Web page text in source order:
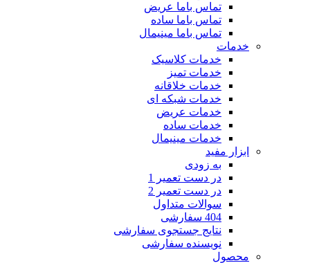
تماس باما عریض
تماس باما ساده
تماس باما مینیمال
خدمات
خدمات کلاسیک
خدمات تمیز
خدمات خلاقانه
خدمات شبکه ای
خدمات عریض
خدمات ساده
خدمات مینیمال
ابزار مفید
به زودی
در دست تعمیر 1
در دست تعمیر 2
سوالات متداول
404 سفارشی
نتایج جستجوی سفارشی
نویسنده سفارشی
محصول